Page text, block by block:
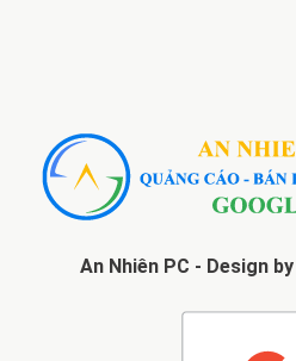
An Nhiên PC - Design by